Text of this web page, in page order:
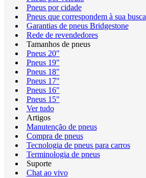
Pneus por cidade
Pneus que correspondem à sua busca
Garantias de pneus Bridgestone
Rede de revendedores
Tamanhos de pneus
Pneus 20"
Pneus 19"
Pneus 18"
Pneus 17"
Pneus 16"
Pneus 15"
Ver tudo
Artigos
Manutenção de pneus
Compra de pneus
Tecnologia de pneus para carros
Terminologia de pneus
Suporte
Chat ao vivo